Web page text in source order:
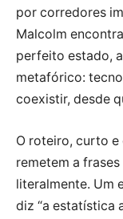
por corredores
Malcolm
perfeito estado,
metafórico:
coexistir, desde
O roteiro, curto
remetem a
literalmente. Um
diz “a estatística